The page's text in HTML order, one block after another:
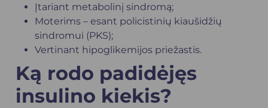
Įtariant metabolinį sindromą;
Moterims – esant policistinių kiaušidžių
sindromui (PKS);
Vertinant hipoglikemijos priežastis.
Ką rodo padidėjęs
insulino kiekis?